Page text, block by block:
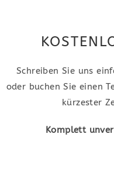
Schreiben Sie uns
oder buchen Sie einen
kürzester
Komplett